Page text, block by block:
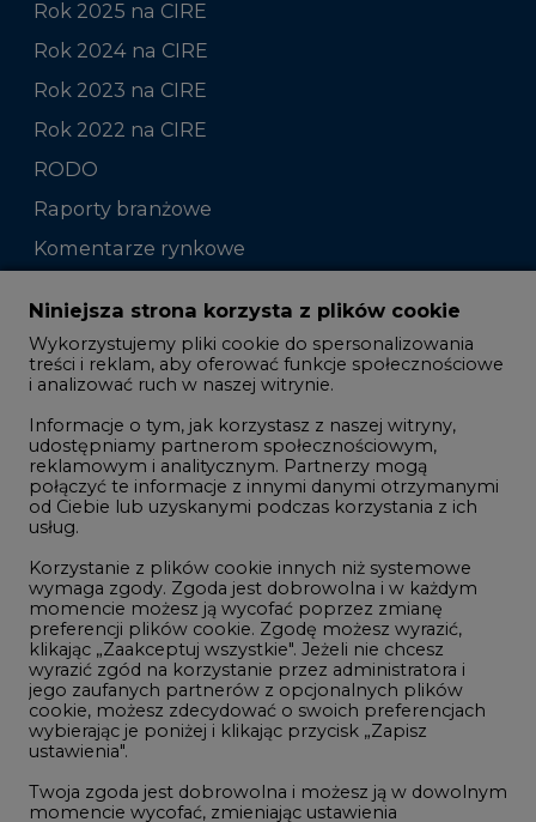
Rok 2025 na CIRE
Rok 2024 na CIRE
Rok 2023 na CIRE
Rok 2022 na CIRE
RODO
Raporty branżowe
Komentarze rynkowe
Zmiany kadrowe na rynku
Studio CIRE
Rozmowy o energetyce
Gospodarka
Geopolityka
LTE450
Innowacje i AI
Telekomunikacja i IT
Handel emisjami CO2
Wodór
Górnictwo
Niniejsza strona korzysta z plików cookie
Wykorzystujemy pliki cookie do spersonalizowania
treści i reklam, aby oferować funkcje społecznościowe
i analizować ruch w naszej witrynie.
Informacje o tym, jak korzystasz z naszej witryny,
udostępniamy partnerom społecznościowym,
reklamowym i analitycznym. Partnerzy mogą
połączyć te informacje z innymi danymi otrzymanymi
od Ciebie lub uzyskanymi podczas korzystania z ich
usług.
Korzystanie z plików cookie innych niż systemowe
wymaga zgody. Zgoda jest dobrowolna i w każdym
momencie możesz ją wycofać poprzez zmianę
preferencji plików cookie. Zgodę możesz wyrazić,
klikając „Zaakceptuj wszystkie". Jeżeli nie chcesz
wyrazić zgód na korzystanie przez administratora i
jego zaufanych partnerów z opcjonalnych plików
cookie, możesz zdecydować o swoich preferencjach
wybierając je poniżej i klikając przycisk „Zapisz
ustawienia".
Twoja zgoda jest dobrowolna i możesz ją w dowolnym
momencie wycofać, zmieniając ustawienia